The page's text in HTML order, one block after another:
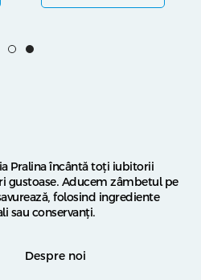
Pralina încântă toți iubitorii
gustoase. Aducem zâmbetul pe
folosind ingrediente
sau conservanți.
Despre noi